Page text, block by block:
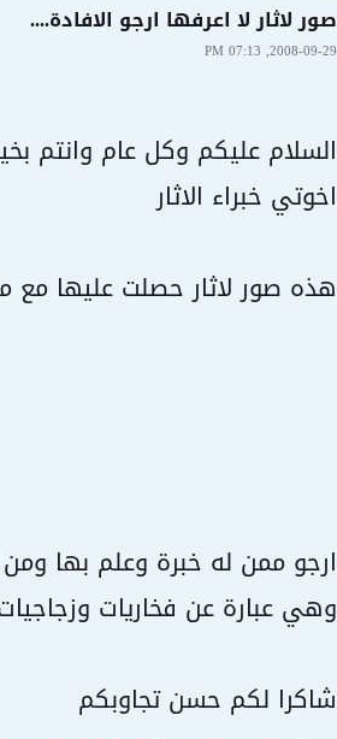
صور لاثار لا اعرفها ارجو الافادة....
2008-09-29, 07:13 PM
السلام عليكم وكل عام وانتم
اخوتي خبراء الاثار
هذه صور لاثار حصلت عليها مع
ارجو ممن له خبرة وعلم بها
وهي عبارة عن فخاريات
شاكرا لكم حسن تجاوبكم